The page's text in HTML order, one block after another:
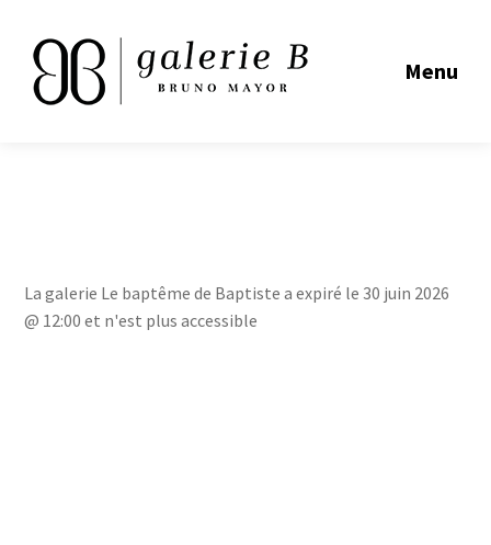
Menu
La galerie Le baptême de Baptiste a expiré le 30 juin 2026
@ 12:00 et n'est plus accessible